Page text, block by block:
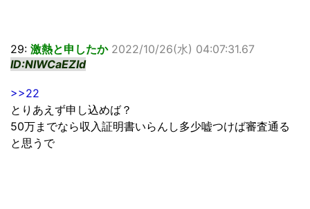
29: 激熱と申したか 2022/10/26(水) 04:07:31.67
ID:NlWCaEZId
>>22
とりあえず申し込めば？
50万までなら収入証明書いらんし多少嘘つけば審査通る
と思うで